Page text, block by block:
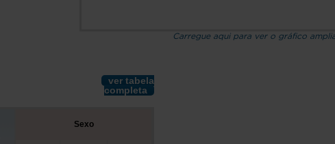
Carregue aqui para ver o gráfico
ver tabela
completa
Sexo